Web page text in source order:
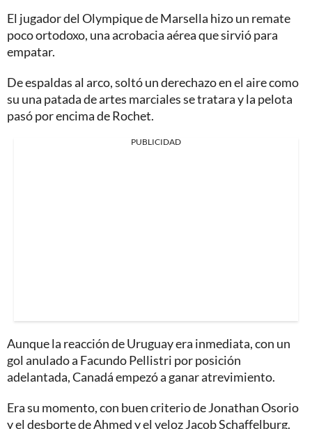
El jugador del Olympique de Marsella hizo un remate
poco ortodoxo, una acrobacia aérea que sirvió para
empatar.
De espaldas al arco, soltó un derechazo en el aire como
su una patada de artes marciales se tratara y la pelota
pasó por encima de Rochet.
PUBLICIDAD
Aunque la reacción de Uruguay era inmediata, con un
gol anulado a Facundo Pellistri por posición
adelantada, Canadá empezó a ganar atrevimiento.
Era su momento, con buen criterio de Jonathan Osorio
y el desborte de Ahmed y el veloz Jacob Schaffelburg.